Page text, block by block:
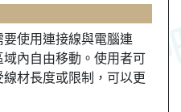
使用連接線與電腦連
內自由移動。使用者可
材長度或限制，可以更